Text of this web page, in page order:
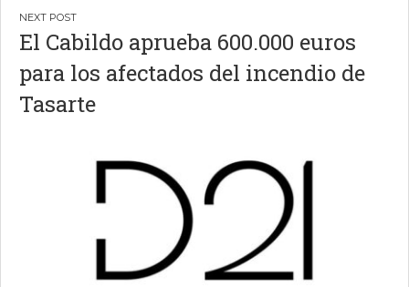
El Cabildo aprueba 600.000 euros
para los afectados del incendio de
Tasarte